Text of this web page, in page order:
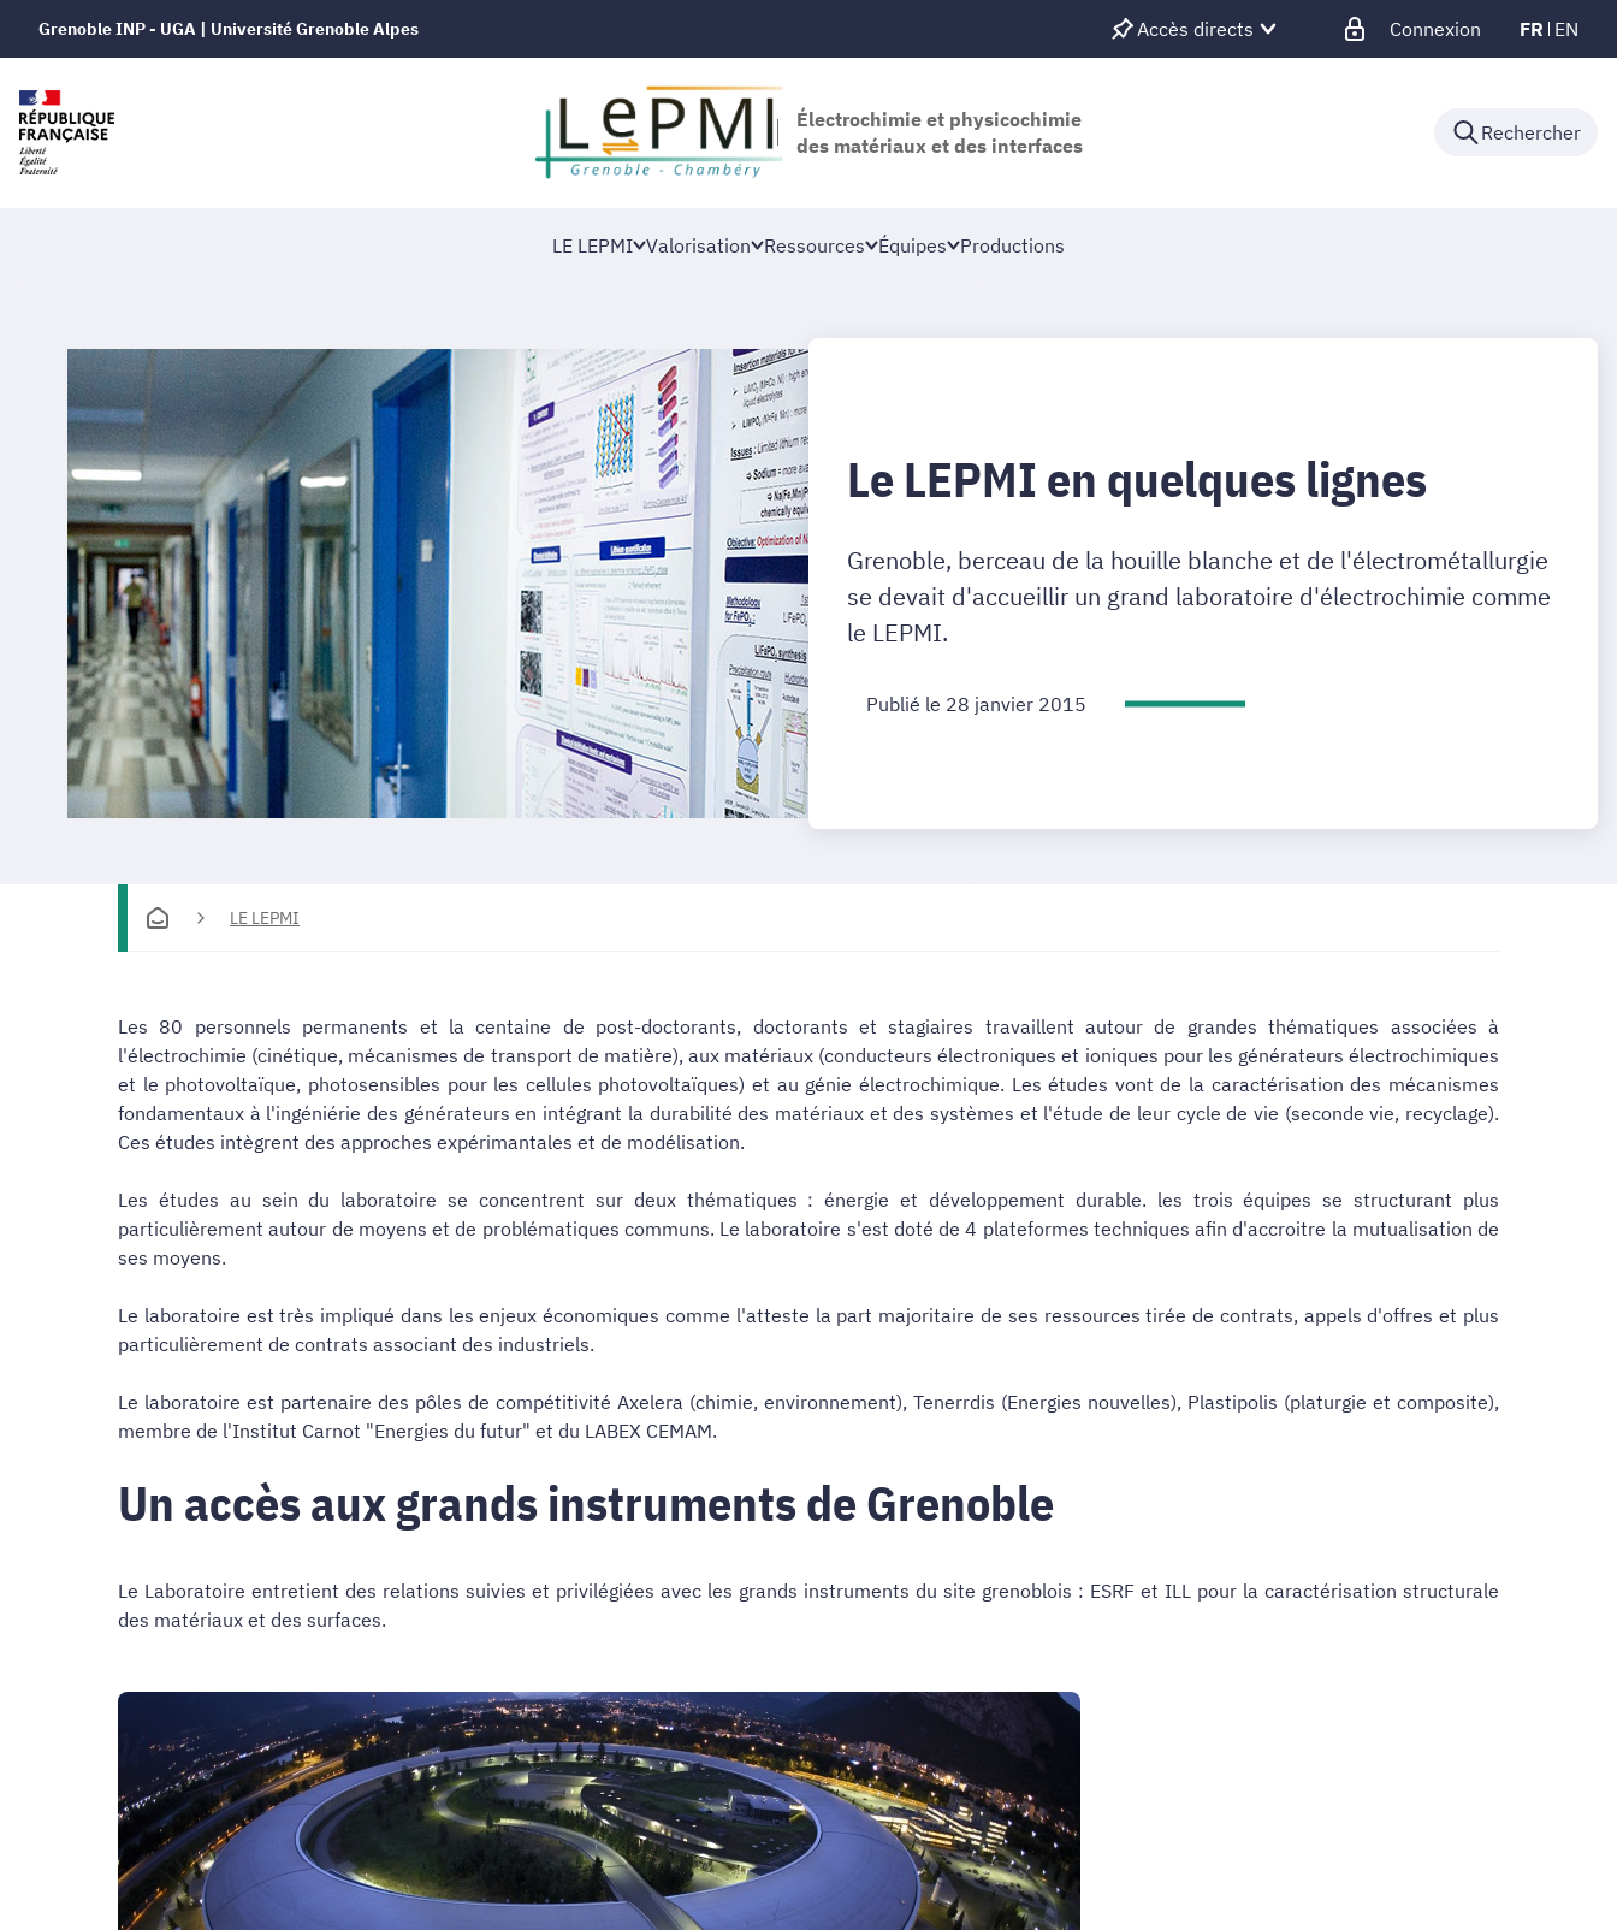
Grenoble INP - UGA | Université Grenoble Alpes Accès directs Connexion FR EN
Électrochimie et physicochimie
des matériaux et des interfaces
Rechercher
LE LEPMI Valorisation Ressources Équipes Productions
Le LEPMI en quelques lignes
Grenoble, berceau de la houille blanche et de l'électrométallurgie
se devait d'accueillir un grand laboratoire d'électrochimie comme
le LEPMI.
Publié le 28 janvier 2015
LE LEPMI
Les 80 personnels permanents et la centaine de post-doctorants, doctorants et stagiaires travaillent autour de grandes thématiques associées à
l'électrochimie (cinétique, mécanismes de transport de matière), aux matériaux (conducteurs électroniques et ioniques pour les générateurs électrochimiques
et le photovoltaïque, photosensibles pour les cellules photovoltaïques) et au génie électrochimique. Les études vont de la caractérisation des mécanismes
fondamentaux à l'ingéniérie des générateurs en intégrant la durabilité des matériaux et des systèmes et l'étude de leur cycle de vie (seconde vie, recyclage).
Ces études intègrent des approches expérimantales et de modélisation.
Les études au sein du laboratoire se concentrent sur deux thématiques : énergie et développement durable. les trois équipes se structurant plus
particulièrement autour de moyens et de problématiques communs. Le laboratoire s'est doté de 4 plateformes techniques afin d'accroitre la mutualisation de
ses moyens.
Le laboratoire est très impliqué dans les enjeux économiques comme l'atteste la part majoritaire de ses ressources tirée de contrats, appels d'offres et plus
particulièrement de contrats associant des industriels.
Le laboratoire est partenaire des pôles de compétitivité Axelera (chimie, environnement), Tenerrdis (Energies nouvelles), Plastipolis (platurgie et composite),
membre de l'Institut Carnot "Energies du futur" et du LABEX CEMAM.
Un accès aux grands instruments de Grenoble
Le Laboratoire entretient des relations suivies et privilégiées avec les grands instruments du site grenoblois : ESRF et ILL pour la caractérisation structurale
des matériaux et des surfaces.